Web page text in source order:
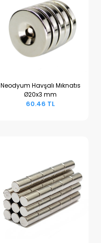
Sepete Ekle
Neodyum Havşalı Mıknatıs
Ø20x3 mm
60.46 TL